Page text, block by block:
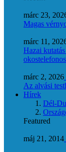
márc 23,
Magas
márc 11,
Hazai
márc 2, 2026
Az alvási
Hírek
Dél-
Featured
máj 21, 2014